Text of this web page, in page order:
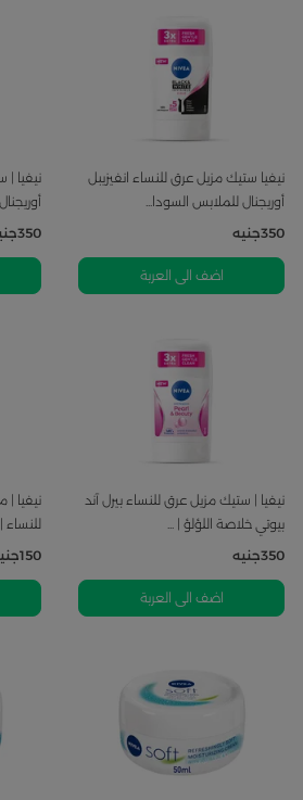
نيفيا ستيك مزيل عرق للنساء انفيزيبل
أوريجنال للملابس السودا...
350جنيه
اضف الى العربة
نيفيا |
350
نيفيا | ستيك مزيل عرق للنساء بيرل آند
بيوتي خلاصة اللؤلؤ | ...
350جنيه
اضف الى العربة
نيفيا |
للنساء | 40مل
150